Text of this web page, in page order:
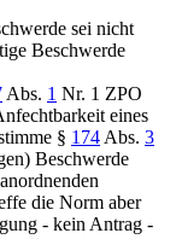
sei nicht
Beschwerde
Abs. 1 Nr. 1 ZPO
eines
§ 174Abs. 3
Beschwerde
die Norm aber
- kein Antrag -